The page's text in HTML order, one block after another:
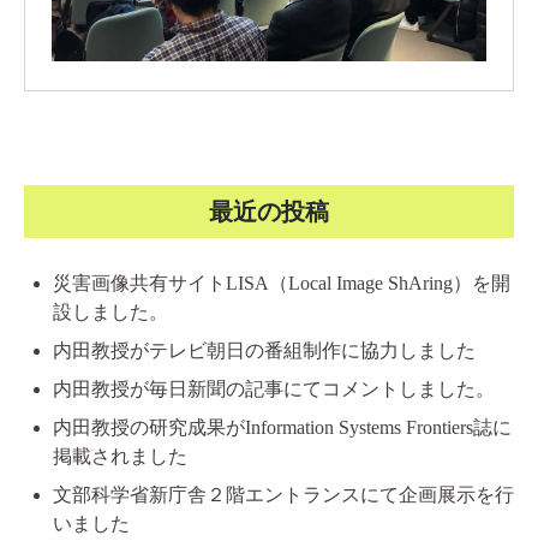
最近の投稿
災害画像共有サイトLISA（Local Image ShAring）を開
設しました。
内田教授がテレビ朝日の番組制作に協力しました
内田教授が毎日新聞の記事にてコメントしました。
内田教授の研究成果がInformation Systems Frontiers誌に
掲載されました
文部科学省新庁舎２階エントランスにて企画展示を行
いました